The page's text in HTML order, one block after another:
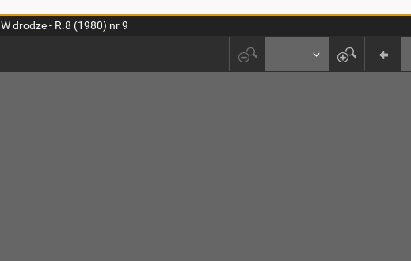
W drodze - R.8 (1980) nr 9